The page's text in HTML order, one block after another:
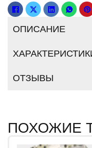
ОПИСАНИЕ
ОТЗЫВЫ
ПОХОЖИЕ